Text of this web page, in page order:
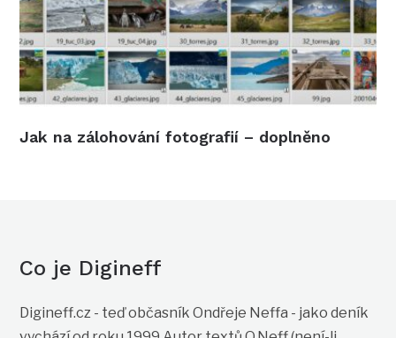
Jak na zálohování fotografií – doplněno
Co je Digineff
Digineff.cz - teď občasník Ondřeje Neffa - jako deník